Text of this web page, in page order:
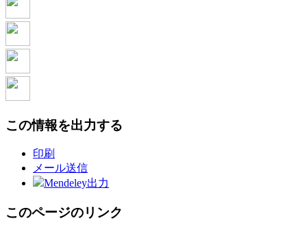
この情報を出力する
印刷
メール送信
Mendeley出力
このページのリンク